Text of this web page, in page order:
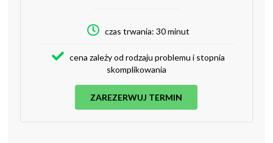
czas trwania: 30 minut
cena zależy od rodzaju problemu i stopnia
skomplikowania
ZAREZERWUJ TERMIN